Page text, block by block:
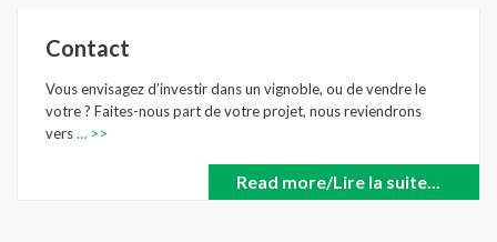
Contact
Vous envisagez d’investir dans un vignoble, ou de vendre le
votre ? Faites-nous part de votre projet, nous reviendrons
vers… >>
Read more/Lire la suite...